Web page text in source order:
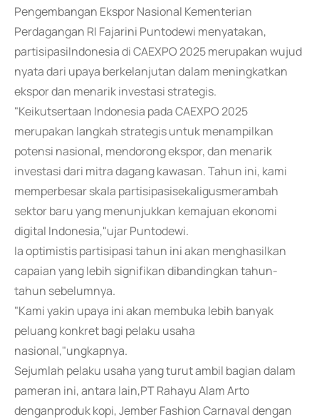
Pengembangan Ekspor Nasional Kementerian
Perdagangan RI Fajarini Puntodewi menyatakan,
partisipasiIndonesia di CAEXPO 2025 merupakan wujud
nyata dari upaya berkelanjutan dalam meningkatkan
ekspor dan menarik investasi strategis.
"Keikutsertaan Indonesia pada CAEXPO 2025
merupakan langkah strategis untuk menampilkan
potensi nasional, mendorong ekspor, dan menarik
investasi dari mitra dagang kawasan. Tahun ini, kami
memperbesar skala partisipasisekaligusmerambah
sektor baru yang menunjukkan kemajuan ekonomi
digital Indonesia,"ujar Puntodewi.
Ia optimistis partisipasi tahun ini akan menghasilkan
capaian yang lebih signifikan dibandingkan tahun-
tahun sebelumnya.
"Kami yakin upaya ini akan membuka lebih banyak
peluang konkret bagi pelaku usaha
nasional,"ungkapnya.
Sejumlah pelaku usaha yang turut ambil bagian dalam
pameran ini, antara lain,PT Rahayu Alam Arto
denganproduk kopi, Jember Fashion Carnaval dengan